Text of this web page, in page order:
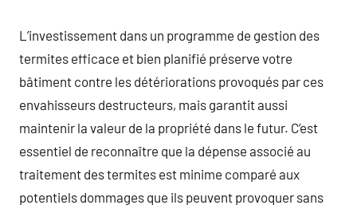
L’investissement dans un programme de gestion des
termites efficace et bien planifié préserve votre
bâtiment contre les détériorations provoqués par ces
envahisseurs destructeurs, mais garantit aussi
maintenir la valeur de la propriété dans le futur. C’est
essentiel de reconnaître que la dépense associé au
traitement des termites est minime comparé aux
potentiels dommages que ils peuvent provoquer sans